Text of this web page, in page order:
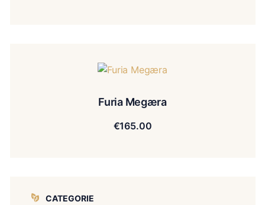
Furia Megæra
€165.00
CATEGORIE